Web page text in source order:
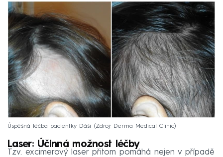
Úspěšná léčba pacientky Dáši Zdroj: Derma Medical Clinic
Laser: Účinná možnost léčby
Tzv. excimerový laser přitom pomáhá nejen v případě